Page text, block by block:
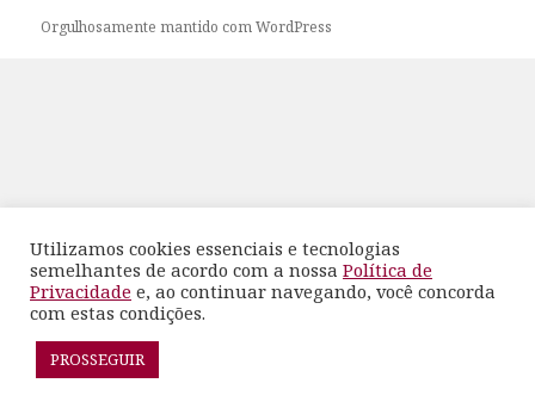
Orgulhosamente mantido com WordPress
Utilizamos cookies essenciais e tecnologias
semelhantes de acordo com a nossa Política de
Privacidade e, ao continuar navegando, você concorda
com estas condições.
PROSSEGUIR